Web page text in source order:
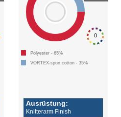
0
Polyester - 65%
VORTEX-spun cotton - 35%
Ausrüstung:
Knitterarm Finish